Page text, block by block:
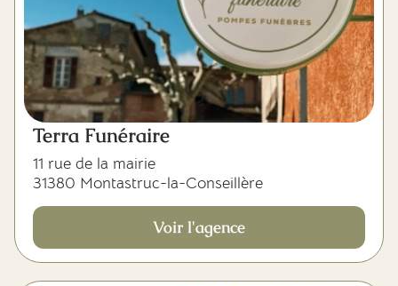
Terra Funéraire
11 rue de la mairie
31380 Montastruc-la-Conseillère
Voir l'agence